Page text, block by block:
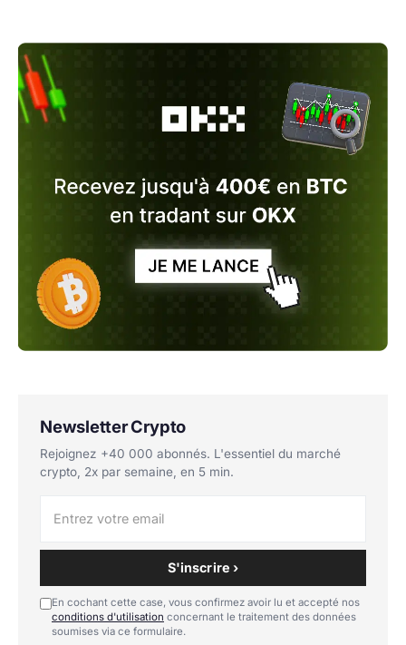
Newsletter Crypto
Rejoignez +40 000 abonnés. L'essentiel du marché
crypto, 2x par semaine, en 5 min.
S'inscrire ›
En cochant cette case, vous confirmez avoir lu et accepté nos
conditions d'utilisation concernant le traitement des données
soumises via ce formulaire.